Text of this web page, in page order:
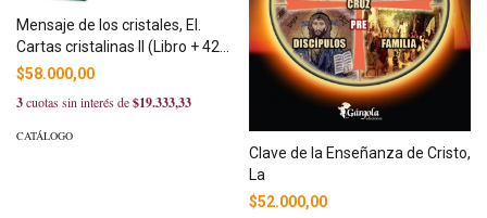
Mensaje de los cristales, El.
Cartas cristalinas II (Libro + 42
cartas)
$58.000,00
3cuotas sin interés de$19.333,33
CATÁLOGO
Clave de la Enseñanza de Cristo,
La
$52.000,00